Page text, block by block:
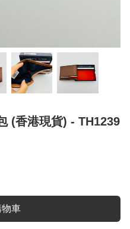
(香港現貨) - TH1239
物車